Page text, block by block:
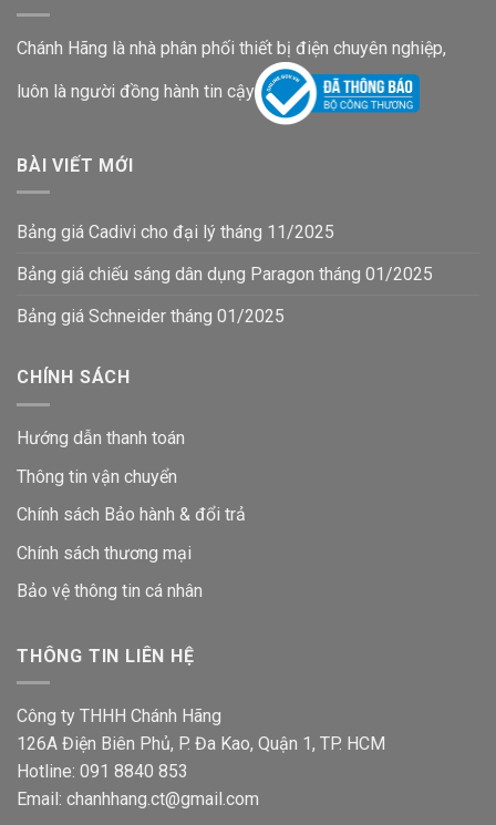
Chánh Hãng là nhà phân phối thiết bị điện chuyên nghiệp,
luôn là người đồng hành tin cậy
BÀI VIẾT MỚI
Bảng giá Cadivi cho đại lý tháng 11/2025
Bảng giá chiếu sáng dân dụng Paragon tháng 01/2025
Bảng giá Schneider tháng 01/2025
CHÍNH SÁCH
Hướng dẫn thanh toán
Thông tin vận chuyển
Chính sách Bảo hành & đổi trả
Chính sách thương mại
Bảo vệ thông tin cá nhân
THÔNG TIN LIÊN HỆ
Công ty THHH Chánh Hãng
126A Điện Biên Phủ, P. Đa Kao, Quận 1, TP. HCM
Hotline: 091 8840 853
Email: chanhhang.ct@gmail.com